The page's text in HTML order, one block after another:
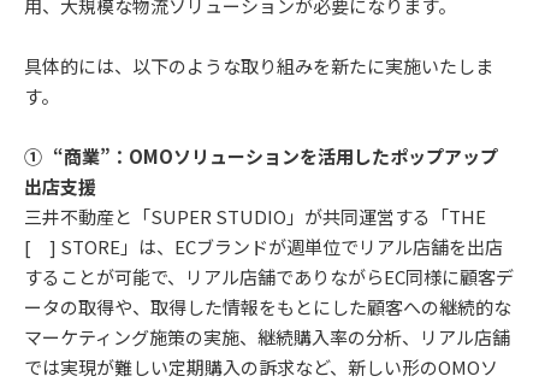
用、大規模な物流ソリューションが必要になります。
具体的には、以下のような取り組みを新たに実施いたしま
す。
① “商業”：OMOソリューションを活用したポップアップ
出店支援
三井不動産と「SUPER STUDIO」が共同運営する「THE
[ ] STORE」は、ECブランドが週単位でリアル店舗を出店
することが可能で、リアル店舗でありながらEC同様に顧客デ
ータの取得や、取得した情報をもとにした顧客への継続的な
マーケティング施策の実施、継続購入率の分析、リアル店舗
では実現が難しい定期購入の訴求など、新しい形のOMOソ